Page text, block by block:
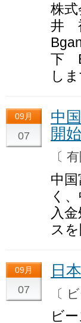
株
井
下
しま
09月
07
中
開始
〔
中
く
入
ス
09月
07
日
〔
ビ